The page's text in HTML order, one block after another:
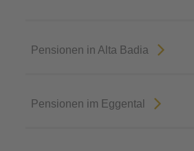
Pensionen in Alta Badia
Pensionen im Eggental